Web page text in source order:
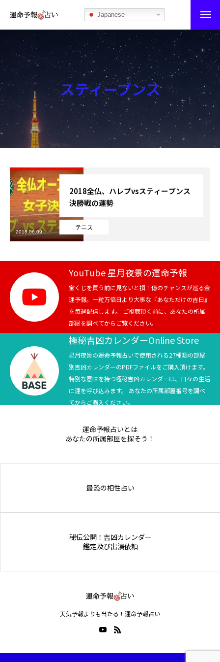
Japanese
運命予報占い
運命予報占いとは
あなたの所属部屋を探そう！
最恐の相性占い
秘伝公開！吉凶カレンダー
記事カテゴリー
ブログ
お知らせ
芸能界
テニス
スポーツ
競馬
テニス四大大会・五輪
テニス四大大会・五輪
スティーブンス
テニス
2018全仏、ハレプvsスティーブンス
決勝戦の運勢
2018.06.09
YouTube 星月夜景の運命予報
宝くじを買う前に見ないと損！億のチャンスが巡る金
運予報。一粒万倍日より大事な『あなただけの吉日』
を毎週配信します。 ご視聴頂く前に、あなたの所属
部屋を調べてからご覧ください。
極秘吉凶カレンダーOnline Store
星月夜景の運命予報占いで使用される27種類の部屋
別吉凶カレンダーのPDFファイルをご購入頂けます。
特別な意味を持つ極秘吉凶カレンダーは、日々の生活
に運を呼び込みます。 あなたの所属部屋番号を調べ
てからご購入ください。
運命予報占いとは
あなたの所属部屋を探そう！
最恐の相性占い
秘伝公開！吉凶カレンダー
鑑定及び出演依頼
天気予報よりも当たる！運命予報占い